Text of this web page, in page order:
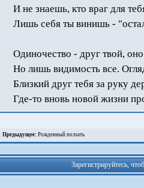
И не знаешь, кто враг для
Лишь себя ты винишь -
Одиночество - друг твой,
Но лишь видимость все.
Близкий друг тебя за руку
Где-то вновь новой жизни
Предыдущее: Рожденный ползать
Зарегистрируйтесь,